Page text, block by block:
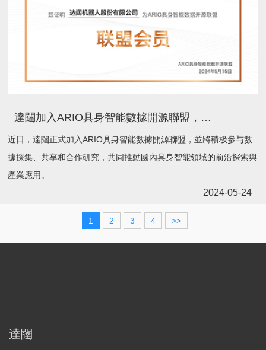
達闥加入ARIO具身智能數據開源聯盟，積極推動具身智能飛躍發展
近日，達闥正式加入ARIO具身智能數據開源聯盟，並將積极參与數
據採集、共享和合作研究，共同推動國內具身智能領域的前沿探索與
產業應用。
2024-05-24
1 2 3 4 >>
達闥